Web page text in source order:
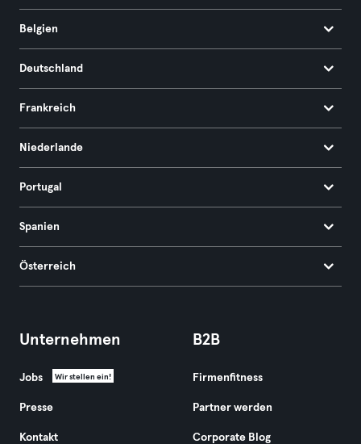
Belgien
Deutschland
Frankreich
Niederlande
Portugal
Spanien
Österreich
Unternehmen
Jobs Wir stellen ein!
Presse
Kontakt
B2B
Firmenfitness
Partner werden
Corporate Blog